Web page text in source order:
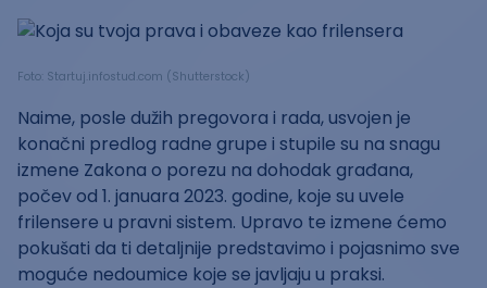
Foto: Startuj.infostud.com (Shutterstock)
Naime, posle dužih pregovora i rada, usvojen je
konačni predlog radne grupe i stupile su na snagu
izmene Zakona o porezu na dohodak građana,
počev od 1. januara 2023. godine, koje su uvele
frilensere u pravni sistem. Upravo te izmene ćemo
pokušati da ti detaljnije predstavimo i pojasnimo sve
moguće nedoumice koje se javljaju u praksi.